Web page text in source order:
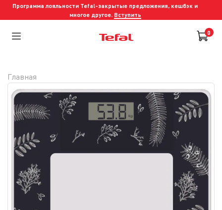
Программа лояльности Tefal-закрытые предложения, кешбэк и
многое другое. Вступить
0
Главная